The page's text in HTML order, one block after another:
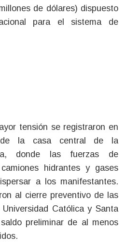
de dólares) dispuesto
para el sistema de
tensión se registraron en
de la casa central de la
donde las fuerzas de
hidrantes y gases
a los manifestantes.
al cierre preventivo de las
Católica y Santa
preliminar de al menos